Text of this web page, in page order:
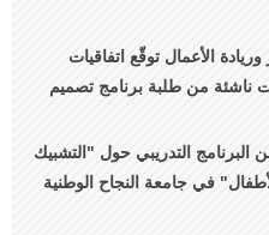
وريادة الأعمال توقّع اتفاقيات
ناشئة من طلبة برنامج تصميم
البرنامج التدريبي حول "التشبيك
في جامعة النجاح الوطنية